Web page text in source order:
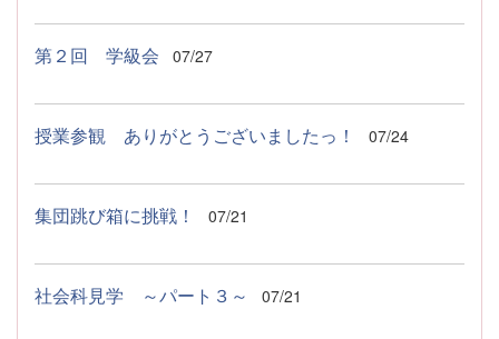
第２回 学級会 07/27
授業参観 ありがとうございましたっ！ 07/24
集団跳び箱に挑戦！ 07/21
社会科見学 ～パート３～ 07/21